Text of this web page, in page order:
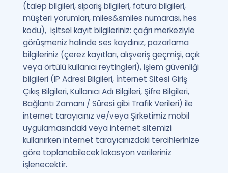
(talep bilgileri, sipariş bilgileri, fatura bilgileri,
müşteri yorumları, miles&smiles numarası, hes
kodu), işitsel kayıt bilgileriniz: çağrı merkeziyle
görüşmeniz halinde ses kaydınız, pazarlama
bilgileriniz (çerez kayıtları, alışveriş geçmişi, açık
veya örtülü kullanıcı reytingleri), işlem güvenliği
bilgileri (IP Adresi Bilgileri, İnternet Sitesi Giriş
Çıkış Bilgileri, Kullanıcı Adı Bilgileri, Şifre Bilgileri,
Bağlantı Zamanı / Süresi gibi Trafik Verileri) ile
internet tarayıcınız ve/veya Şirketimiz mobil
uygulamasındaki veya internet sitemizi
kullanırken internet tarayıcınızdaki tercihlerinize
göre toplanabilecek lokasyon verileriniz
işlenecektir.